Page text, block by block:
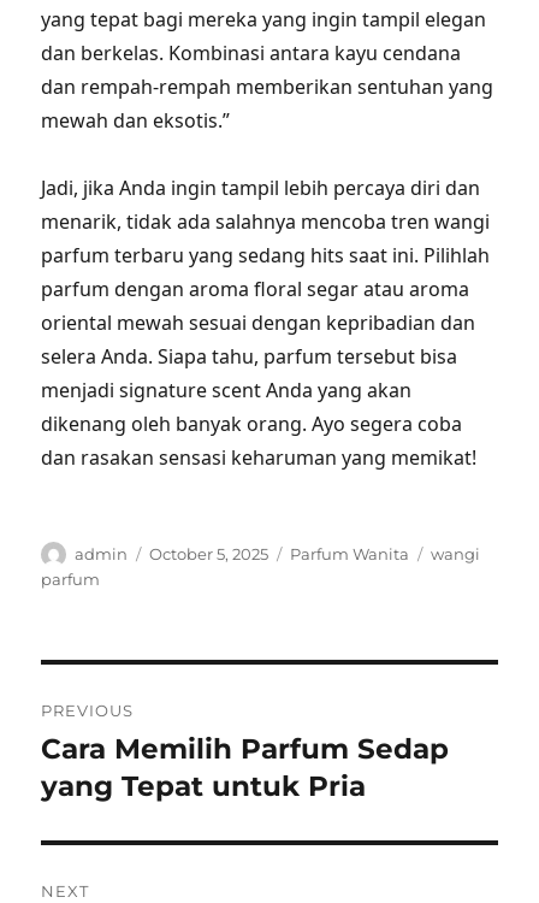
yang tepat bagi mereka yang ingin tampil elegan
dan berkelas. Kombinasi antara kayu cendana
dan rempah-rempah memberikan sentuhan yang
mewah dan eksotis.”
Jadi, jika Anda ingin tampil lebih percaya diri dan
menarik, tidak ada salahnya mencoba tren wangi
parfum terbaru yang sedang hits saat ini. Pilihlah
parfum dengan aroma floral segar atau aroma
oriental mewah sesuai dengan kepribadian dan
selera Anda. Siapa tahu, parfum tersebut bisa
menjadi signature scent Anda yang akan
dikenang oleh banyak orang. Ayo segera coba
dan rasakan sensasi keharuman yang memikat!
Author
admin
Posted
October 5, 2025 Categories
Parfum Wanita Tags
wangi
parfum
navigation
PREVIOUS
Previous
post:
Cara Memilih Parfum Sedap
yang Tepat untuk Pria
NEXT